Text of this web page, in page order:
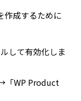
作成するために
して有効化しま
「WP Product